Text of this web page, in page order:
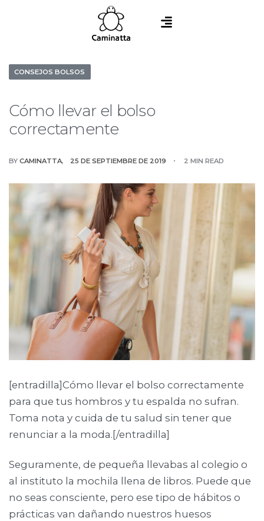
CONSEJOS BOLSOS
Cómo llevar el bolso
correctamente
BY CAMINATTA 25 DE SEPTIEMBRE DE 2019 2 MIN READ
[entradilla]Cómo llevar el bolso correctamente
para que tus hombros y tu espalda no sufran.
Toma nota y cuida de tu salud sin tener que
renunciar a la moda.[/entradilla]
Seguramente, de pequeña llevabas al colegio o
al instituto la mochila llena de libros. Puede que
no seas consciente, pero ese tipo de hábitos o
prácticas van dañando nuestros huesos